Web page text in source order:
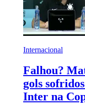
Internacional
Falhou?
gols
Inter na